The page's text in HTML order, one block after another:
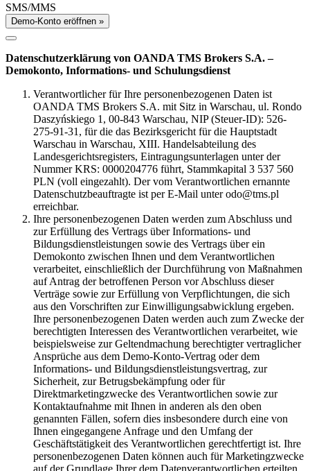
SMS/MMS
Demo-Konto eröffnen »
Datenschutzerklärung von OANDA TMS Brokers S.A. –
Demokonto, Informations- und Schulungsdienst
Verantwortlicher für Ihre personenbezogenen Daten ist
OANDA TMS Brokers S.A. mit Sitz in Warschau, ul. Rondo
Daszyńskiego 1, 00-843 Warschau, NIP (Steuer-ID): 526-
275-91-31, für die das Bezirksgericht für die Hauptstadt
Warschau in Warschau, XIII. Handelsabteilung des
Landesgerichtsregisters, Eintragungsunterlagen unter der
Nummer KRS: 0000204776 führt, Stammkapital 3 537 560
PLN (voll eingezahlt). Der vom Verantwortlichen ernannte
Datenschutzbeauftragte ist per E-Mail unter odo@tms.pl
erreichbar.
Ihre personenbezogenen Daten werden zum Abschluss und
zur Erfüllung des Vertrags über Informations- und
Bildungsdienstleistungen sowie des Vertrags über ein
Demokonto zwischen Ihnen und dem Verantwortlichen
verarbeitet, einschließlich der Durchführung von Maßnahmen
auf Antrag der betroffenen Person vor Abschluss dieser
Verträge sowie zur Erfüllung von Verpflichtungen, die sich
aus den Vorschriften zur Einwilligungsabwicklung ergeben.
Ihre personenbezogenen Daten werden auch zum Zwecke der
berechtigten Interessen des Verantwortlichen verarbeitet, wie
beispielsweise zur Geltendmachung berechtigter vertraglicher
Ansprüche aus dem Demo-Konto-Vertrag oder dem
Informations- und Bildungsdienstleistungsvertrag, zur
Sicherheit, zur Betrugsbekämpfung oder für
Direktmarketingzwecke des Verantwortlichen sowie zur
Kontaktaufnahme mit Ihnen in anderen als den oben
genannten Fällen, sofern dies insbesondere durch eine von
Ihnen eingegangene Anfrage und den Umfang der
Geschäftstätigkeit des Verantwortlichen gerechtfertigt ist. Ihre
personenbezogenen Daten können auch für Marketingzwecke
auf der Grundlage Ihrer dem Datenverantwortlichen erteilten